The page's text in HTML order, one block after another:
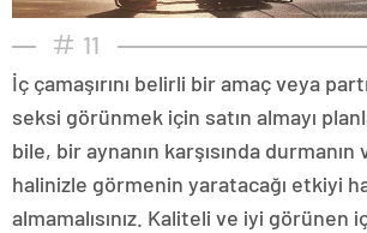
11
İç çamaşırını belirli bir amaç veya
seksi görünmek için satın almayı
bile, bir aynanın karşısında
halinizle görmenin yaratacağı etkiyi
almamalısınız. Kaliteli ve iyi görünen